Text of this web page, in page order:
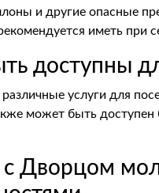
и другие опасные
иметь
доступны
услуги для
может быть
Дворцом